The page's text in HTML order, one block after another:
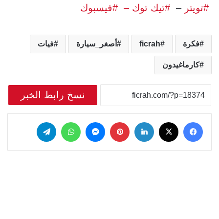
#تويتر – #تيك توك – #فيسبوك
فكرة ficrah أصغر_سيارة فيات
كارماغيدون
نسخ رابط الخبر
فيسبوك لينكدإن بينتيريست
ماسنجر واتساب